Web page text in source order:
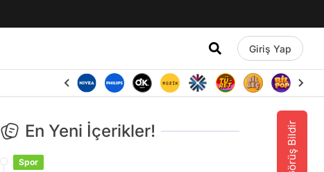
Giriş Yap
Görüş Bildir
En Yeni İçerikler!
Spor